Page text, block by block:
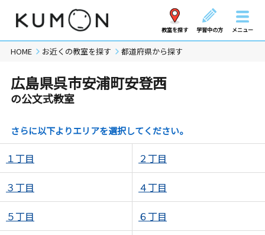
教室を探す 学習中の方 メニュー
HOME お近くの教室を探す 都道府県から探す
広島県呉市安浦町安登西
の公文式教室
さらに以下よりエリアを選択してください。
１丁目 ２丁目
３丁目 ４丁目
５丁目 ６丁目